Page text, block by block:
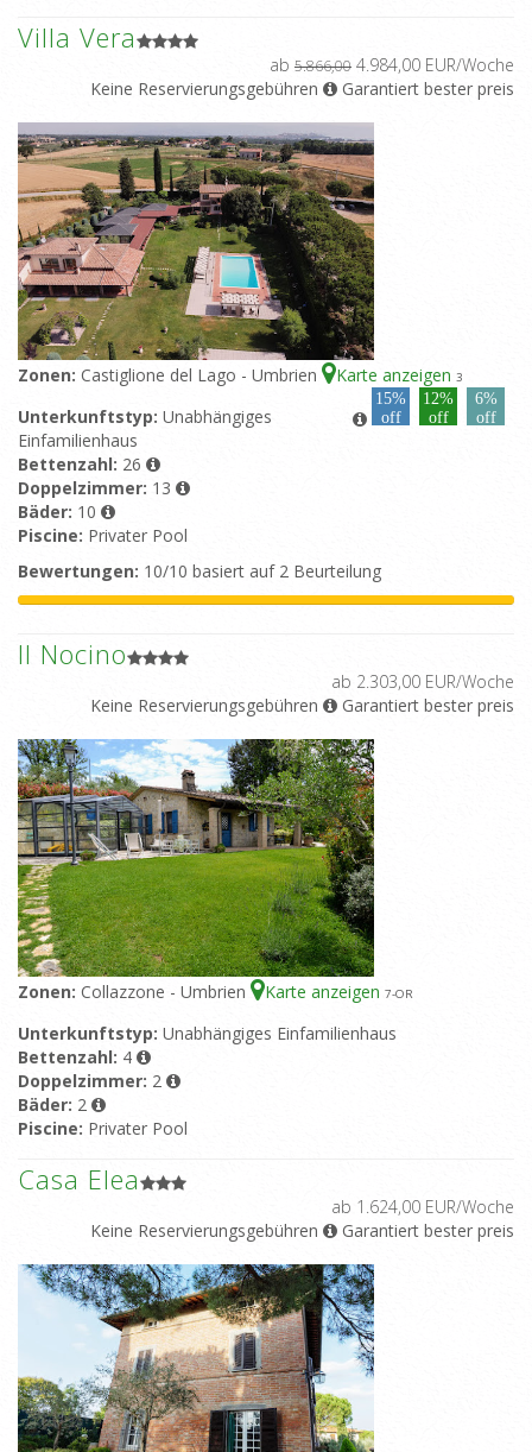
Villa Vera
ab 5.866,00 4.984,00 EUR/Woche
Keine Reservierungsgebühren
Garantiert bester preis
Zonen: Castiglione del Lago - Umbrien Karte anzeigen 3
15%
off
12%
off
6%
off
Unterkunftstyp: Unabhängiges
Einfamilienhaus
Bettenzahl: 26
Doppelzimmer: 13
Bäder: 10
Piscine: Privater Pool
Bewertungen: 10/10 basiert auf 2 Beurteilung
Il Nocino
ab 2.303,00 EUR/Woche
Keine Reservierungsgebühren
Garantiert bester preis
Zonen: Collazzone - Umbrien Karte anzeigen 7-OR
Unterkunftstyp: Unabhängiges Einfamilienhaus
Bettenzahl: 4
Doppelzimmer: 2
Bäder: 2
Piscine: Privater Pool
Casa Elea
ab 1.624,00 EUR/Woche
Keine Reservierungsgebühren
Garantiert bester preis